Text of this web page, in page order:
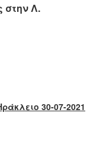
στην Λ.
30-07-2021